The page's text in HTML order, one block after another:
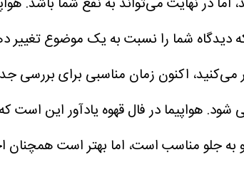
که دیدگاه شما را نسبت به یک موضوع
می‌کنید، اکنون زمان مناسبی برای
هواپیما در فال قهوه یادآور این است
جلو مناسب است، اما بهتر است همچنان